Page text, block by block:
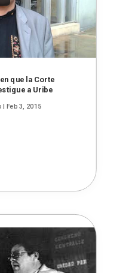
que la Corte
a Uribe
| Feb 3, 2015